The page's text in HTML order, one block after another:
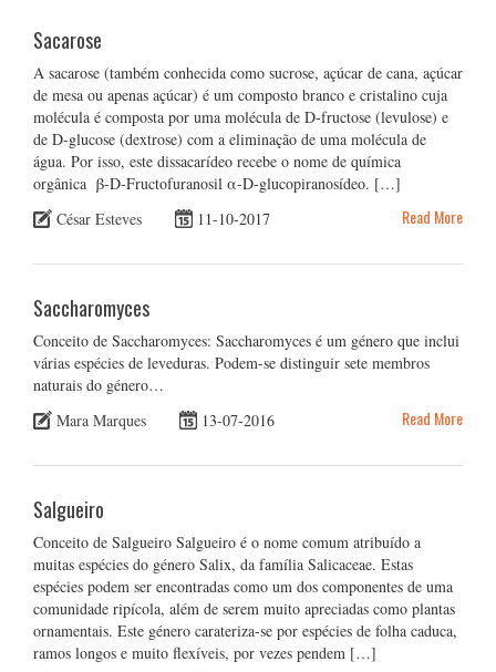
Sacarose
A sacarose (também conhecida como sucrose, açúcar de cana, açúcar
de mesa ou apenas açúcar) é um composto branco e cristalino cuja
molécula é composta por uma molécula de D-fructose (levulose) e
de D-glucose (dextrose) com a eliminação de uma molécula de
água. Por isso, este dissacarídeo recebe o nome de química
orgânica β-D-Fructofuranosil α-D-glucopiranosídeo. […]
César Esteves
11-10-2017 Read More
Saccharomyces
Conceito de Saccharomyces: Saccharomyces é um género que inclui
várias espécies de leveduras. Podem-se distinguir sete membros
naturais do género…
Mara Marques
13-07-2016 Read More
Salgueiro
Conceito de Salgueiro Salgueiro é o nome comum atribuído a
muitas espécies do género Salix, da família Salicaceae. Estas
espécies podem ser encontradas como um dos componentes de uma
comunidade ripícola, além de serem muito apreciadas como plantas
ornamentais. Este género carateriza-se por espécies de folha caduca,
ramos longos e muito flexíveis, por vezes pendem […]